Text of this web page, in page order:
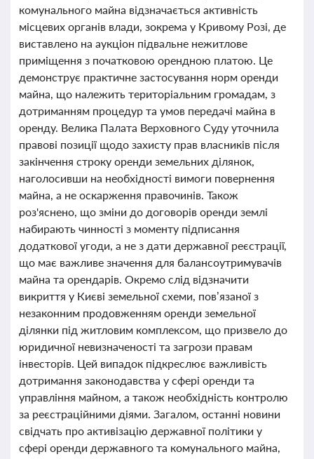
комунального майна відзначається активність
місцевих органів влади, зокрема у Кривому Розі, де
виставлено на аукціон підвальне нежитлове
приміщення з початковою орендною платою. Це
демонструє практичне застосування норм оренди
майна, що належить територіальним громадам, з
дотриманням процедур та умов передачі майна в
оренду. Велика Палата Верховного Суду уточнила
правові позиції щодо захисту прав власників після
закінчення строку оренди земельних ділянок,
наголосивши на необхідності вимоги повернення
майна, а не оскарження правочинів. Також
роз'яснено, що зміни до договорів оренди землі
набирають чинності з моменту підписання
додаткової угоди, а не з дати державної реєстрації,
що має важливе значення для балансоутримувачів
майна та орендарів. Окремо слід відзначити
викриття у Києві земельної схеми, пов’язаної з
незаконним продовженням оренди земельної
ділянки під житловим комплексом, що призвело до
юридичної невизначеності та загрози правам
інвесторів. Цей випадок підкреслює важливість
дотримання законодавства у сфері оренди та
управління майном, а також необхідність контролю
за реєстраційними діями. Загалом, останні новини
свідчать про активізацію державної політики у
сфері оренди державного та комунального майна,